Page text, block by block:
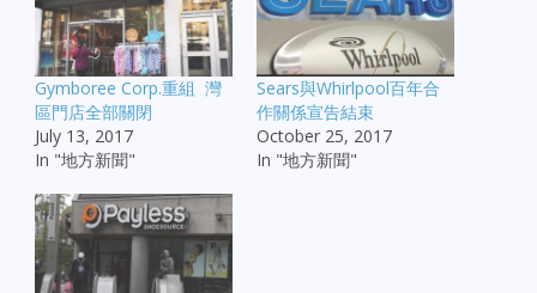
Gymboree Corp.重組 灣
區門店全部關閉
July 13, 2017
In "地方新聞"
Sears與Whirlpool百年合
作關係宣告結束
October 25, 2017
In "地方新聞"